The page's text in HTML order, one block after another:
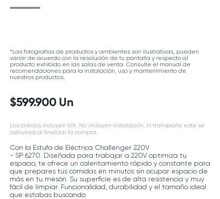
*Las fotografías de productos y ambientes son ilustrativas, pueden
variar de acuerdo con la resolución de tu pantalla y respecto al
producto exhibido en las salas de venta. Consulte el manual de
recomendaciones para la instalación, uso y mantenimiento de
nuestros productos.
$599.900 Un
Los precios incluyen IVA. No incluyen instalación, ni transporte este se
calculará al finalizar la compra.
Con la Estufa de Eléctrica Challenger 220V
- SP 6270. Diseñada para trabajar a 220V optimiza tu
espacio, te ofrece un calentamiento rápido y constante para
que prepares tus comidas en minutos sin ocupar espacio de
más en tu mesón. Su superficie es de alta resistencia y muy
fácil de limpiar. Funcionalidad, durabilidad y el tamaño ideal
que estabas buscando.